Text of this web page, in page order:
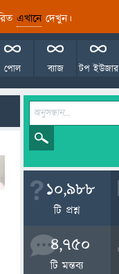
এখানেদেখুন।
টপ ইউজার
ব্যাজ
পোল
10,988
টি প্রশ্ন
4,750
টি মন্তব্য